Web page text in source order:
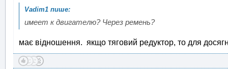
имеет к двигателю? Через ремень?
має відношення. якщо тяговий редуктор, то для